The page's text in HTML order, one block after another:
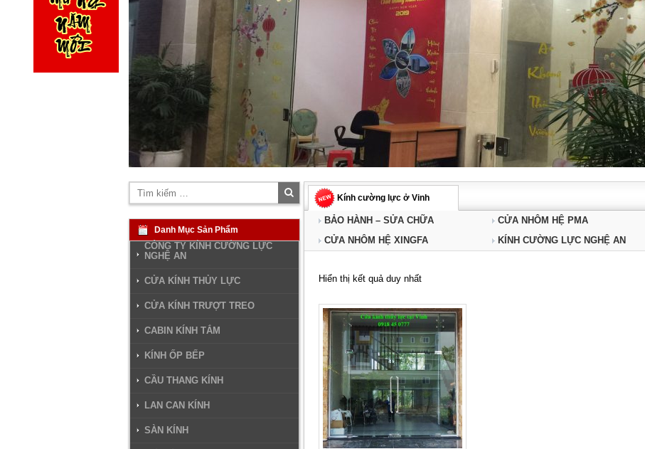
Kính cường lực ở Vinh
BẢO HÀNH – SỬA CHỮA CỬA NHÔM HỆ PMA
CỬA NHÔM HỆ XINGFA
KÍNH CƯỜNG LỰC NGHỆ AN
Hiển thị kết quả duy nhất
Tìm
kiếm
Danh Mục Sản Phẩm
CÔNG TY KÍNH CƯỜNG LỰC
NGHỆ AN
CỬA KÍNH THỦY LỰC
CỬA KÍNH TRƯỢT TREO
CABIN KÍNH TẮM
KÍNH ỐP BẾP
CẦU THANG KÍNH
LAN CAN KÍNH
SÀN KÍNH